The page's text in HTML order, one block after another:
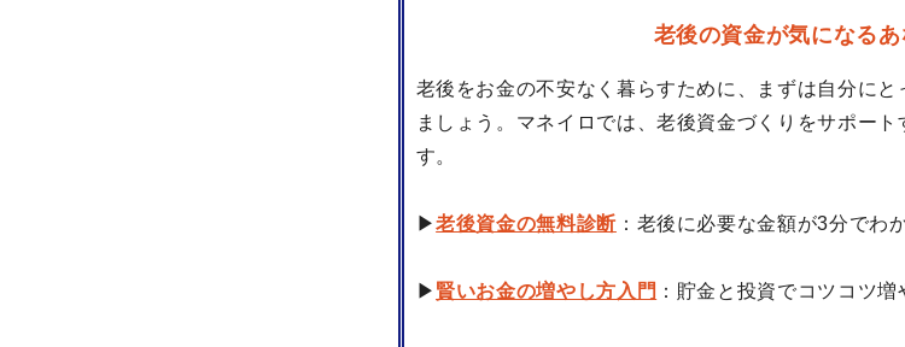
老後の資金が気になる
老後をお金の不安なく暮らすために、まずは自分に
ましょう。マネイロでは、老後資金づくりをサポー
す。
▶老後資金の無料診断：老後に必要な金額が3分でわ
▶ 賢いお金の増やし方入門 ：貯金と投資でコツコツ